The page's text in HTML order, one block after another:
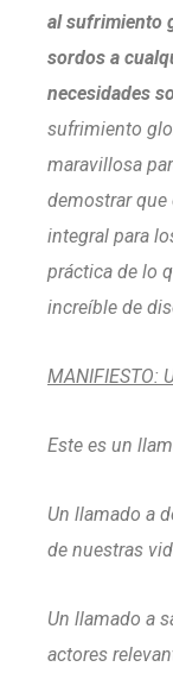
al sufrimiento
sordos a
necesidades
sufrimiento
maravillosa
demostrar que
integral para
práctica de lo
increíble de
MANIFIESTO:
Este es un
Un llamado a
de nuestras
Un llamado a
actores